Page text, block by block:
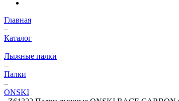
Главная
–
Каталог
–
Лыжные палки
–
Палки
–
ONSKI